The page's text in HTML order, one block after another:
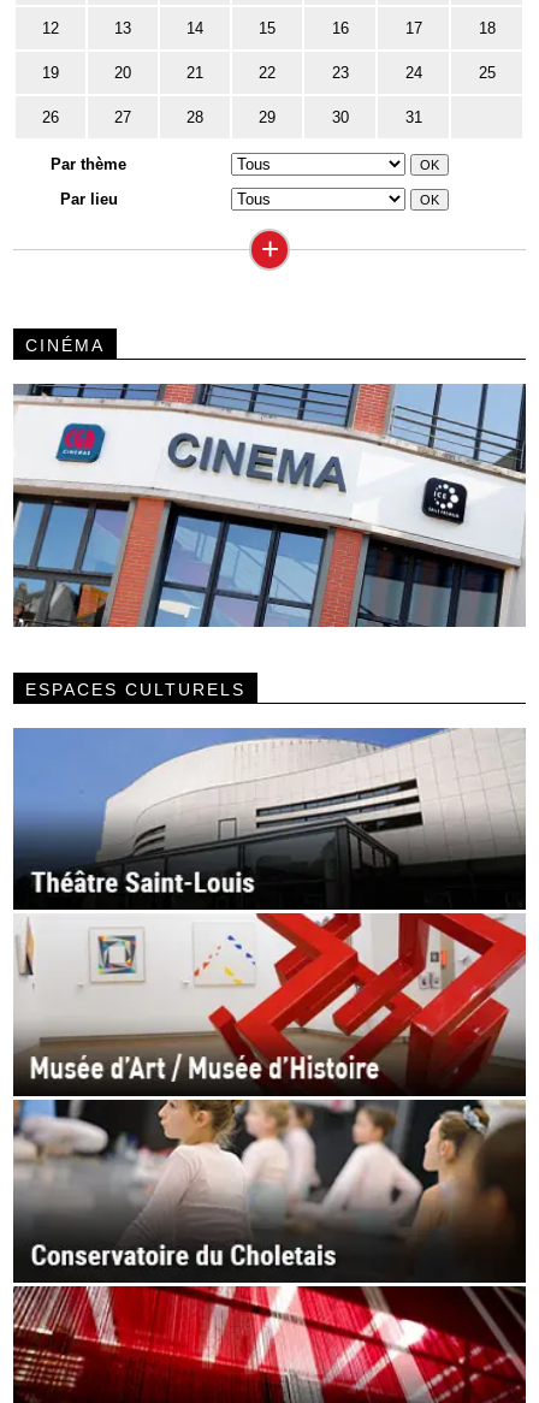
12 13 14 15 16 17 18
19 20 21 22 23 24 25
26 27 28 29 30 31
Par thème
Par lieu
+
CINÉMA
ESPACES CULTURELS